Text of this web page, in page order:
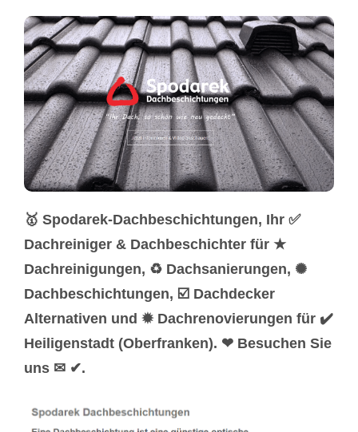
🥇 Spodarek-Dachbeschichtungen, Ihr ✅
Dachreiniger & Dachbeschichter für ★
Dachreinigungen, ♻ Dachsanierungen, ✺
Dachbeschichtungen, ☑️ Dachdecker
Alternativen und ✹ Dachrenovierungen für ✔️
Heiligenstadt (Oberfranken). ❤ Besuchen Sie
uns ✉ ✔.